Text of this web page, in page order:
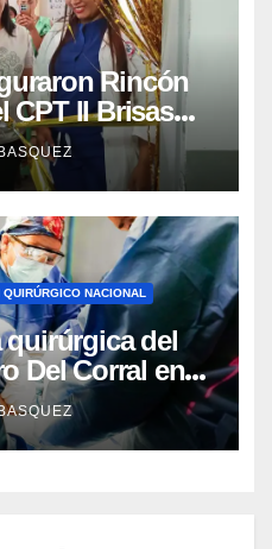
Rincón
CPT II Brisas
QUIRÚRGICO NACIONAL
quirúrgica del
Del Corral en